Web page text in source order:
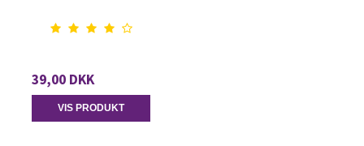
39,00 DKK
VIS PRODUKT